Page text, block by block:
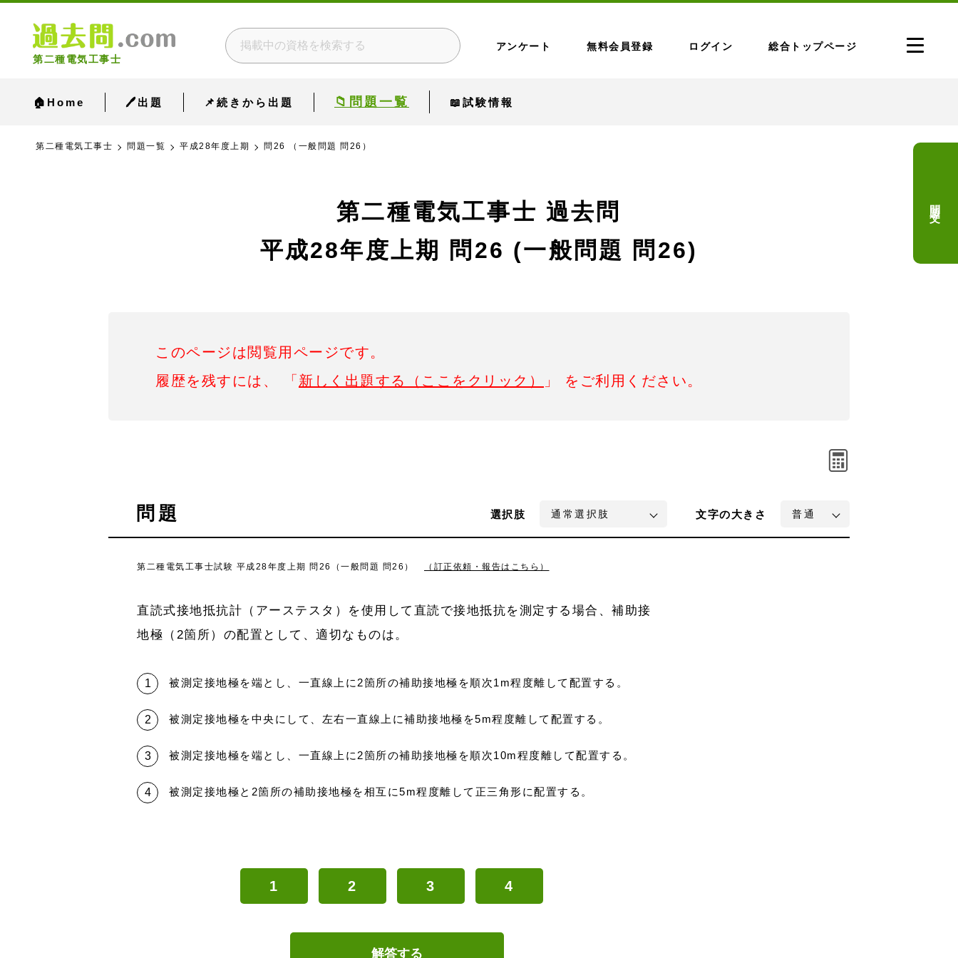
第二種電気工事士
アンケート 無料会員登録 ログイン 総合トップページ
🏠Home 🖊出題 📌続きから出題 📁問題一覧 📖試験情報
第二種電気工事士 問題一覧 平成28年度上期 問26 （一般問題 問26）
第二種電気工事士 過去問
平成28年度上期
問26 (一般問題 問26)
このページは閲覧用ページです。
履歴を残すには、 「 新しく出題する（ここをクリック） 」 をご利用ください。
問題 選択肢 文字の大きさ
第二種電気工事士試験 平成28年度上期 問26（一般問題 問26） （訂正依頼・報告はこちら）
直読式接地抵抗計（アーステスタ）を使用して直読で接地抵抗を測定する場合、補助接
地極（2箇所）の配置として、適切なものは。
被測定接地極を端とし、一直線上に2箇所の補助接地極を順次1m程度離して配置する。
被測定接地極を中央にして、左右一直線上に補助接地極を5m程度離して配置する。
被測定接地極を端とし、一直線上に2箇所の補助接地極を順次10m程度離して配置する。
被測定接地極と2箇所の補助接地極を相互に5m程度離して正三角形に配置する。
1 2 3 4
解答する